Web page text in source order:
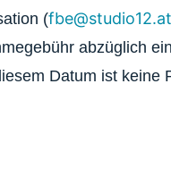
(
abzüglich
Datum ist keine